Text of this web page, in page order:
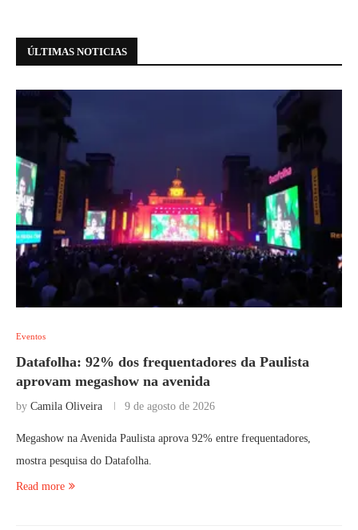
ÚLTIMAS NOTICIAS
Eventos
Datafolha: 92% dos frequentadores da Paulista
aprovam megashow na avenida
by Camila Oliveira 9 de agosto de 2026
Megashow na Avenida Paulista aprova 92% entre frequentadores,
mostra pesquisa do Datafolha.
Read more